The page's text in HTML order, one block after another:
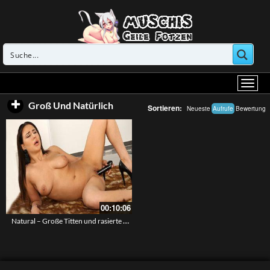
Groß Und Natürlich Sortieren: Neueste Aufrufe Bewertung
00:10:06
Natural – Große Titten und rasierte Fotze – Solo Dildoing